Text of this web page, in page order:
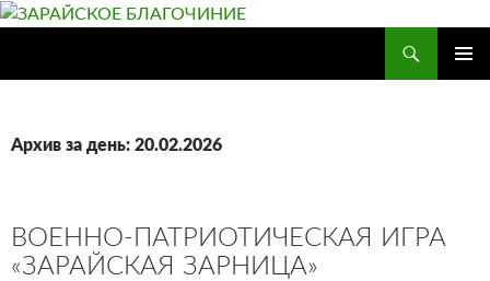
Перейти
Архив за день: 20.02.2026
ВОЕННО-ПАТРИОТИЧЕСКАЯ ИГРА
«ЗАРАЙСКАЯ ЗАРНИЦА»